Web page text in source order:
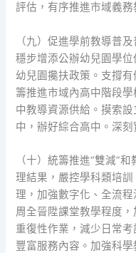
評估，有序推進市域義務
（九）促進學前教導普
穩步增添公辦幼兒園學
幼兒園攙扶政策。支撐
籌推進市域內高中階段
中教導資源供給。摸索
中，辦好綜合高中。深
（十）統籌推進“雙減”
理結果，嚴控學科類培
理，加強數字化、全流
周全晉陞課堂教學程度
重復性作業，減少日常
豐富服務內容。加強科